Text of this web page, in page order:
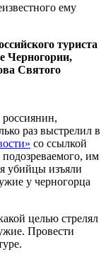
ему
туриста
Черногории,
Святого
раз выстрелил в
со ссылкой
подозреваемого, им
убийцы изъяли
у черногорца
целью стрелял
Провести